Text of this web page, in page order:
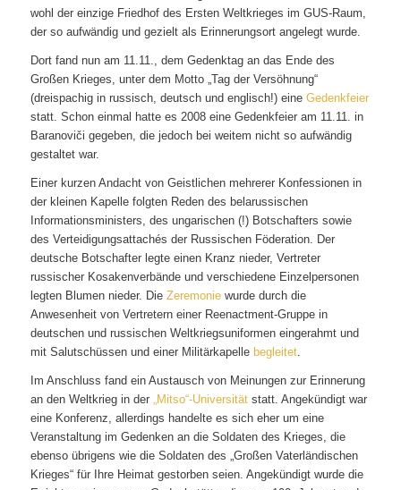
wohl der einzige Friedhof des Ersten Weltkrieges im GUS-Raum,
der so aufwändig und gezielt als Erinnerungsort angelegt wurde.
Dort fand nun am 11.11., dem Gedenktag an das Ende des
Großen Krieges, unter dem Motto „Tag der Versöhnung“
(dreispachig in russisch, deutsch und englisch!) eine Gedenkfeier
statt. Schon einmal hatte es 2008 eine Gedenkfeier am 11.11. in
Baranoviči gegeben, die jedoch bei weitem nicht so aufwändig
gestaltet war.
Einer kurzen Andacht von Geistlichen mehrerer Konfessionen in
der kleinen Kapelle folgten Reden des belarussischen
Informationsministers, des ungarischen (!) Botschafters sowie
des Verteidigungsattachés der Russischen Föderation. Der
deutsche Botschafter legte einen Kranz nieder, Vertreter
russischer Kosakenverbände und verschiedene Einzelpersonen
legten Blumen nieder. Die Zeremoniewurde durch die
Anwesenheit von Vertretern einer Reenactment-Gruppe in
deutschen und russischen Weltkriegsuniformen eingerahmt und
mit Salutschüssen und einer Militärkapelle begleitet.
Im Anschluss fand ein Austausch von Meinungen zur Erinnerung
an den Weltkrieg in der „Mitso“-Universitätstatt. Angekündigt war
eine Konferenz, allerdings handelte es sich eher um eine
Veranstaltung im Gedenken an die Soldaten des Krieges, die
ebenso übrigens wie die Soldaten des „Großen Vaterländischen
Krieges“ für Ihre Heimat gestorben seien. Angekündigt wurde die